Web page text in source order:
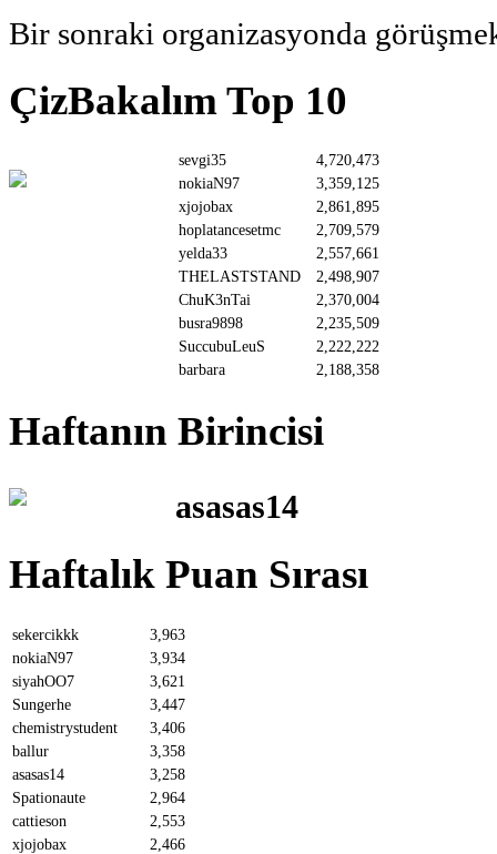
Bir sonraki organizasyonda
ÇizBakalım Top 10
sevgi35
4,720,473
nokiaN97
3,359,125
xjojobax
2,861,895
hoplatancesetmc
2,709,579
yelda33
2,557,661
THELASTSTAND
2,498,907
ChuK3nTai
2,370,004
busra9898
2,235,509
SuccubuLeuS
2,222,222
barbara
2,188,358
Haftanın Birincisi
asasas14
Haftalık Puan Sırası
sekercikkk
3,963
nokiaN97
3,934
siyahOO7
3,621
Sungerhe
3,447
chemistrystudent
3,406
ballur
3,358
asasas14
3,258
Spationaute
2,964
cattieson
2,553
xjojobax
2,466